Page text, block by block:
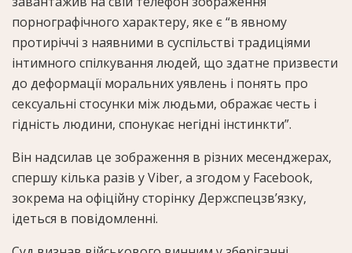
порнографічного характеру, яке є “в явному
протиріччі з наявними в суспільстві традиціями
інтимного спілкування людей, що здатне призвести
до деформації моральних уявлень і понять про
сексуальні стосунки між людьми, ображає честь і
гідність людини, спонукає негідні інстинкти”.
Він надсилав це зображення в різних месенджерах,
спершу кілька разів у Viber, а згодом у Facebook,
зокрема на офіційну сторінку Держспецзв’язку,
ідеться в повідомленні.